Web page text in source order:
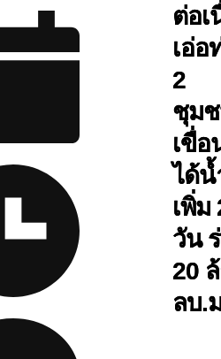
ต่อเ
เอ่อ
2
ชุม
เขื่อ
ได้น้
เพิ่ม
วัน
20
ลบ.